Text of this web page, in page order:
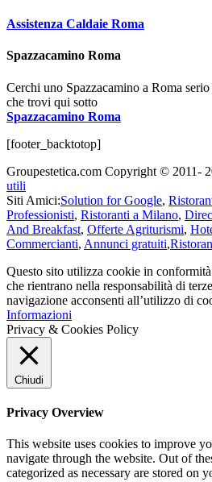
Assistenza Caldaie Roma
Spazzacamino Roma
Cerchi uno Spazzacamino a Roma
che trovi qui sotto
Spazzacamino Roma
[footer_backtotop]
Groupestetica.com Copyright © 2011-
utili
Siti Amici:Solution for Google,
Professionisti, Ristoranti a Milano,
And Breakfast, Offerte Agriturismi,
Commercianti, Annunci gratuiti,
Questo sito utilizza cookie in
che rientrano nella responsabilità di
navigazione acconsenti all’utilizzo di
Informazioni
Privacy & Cookies Policy
Chiudi
Privacy Overview
This website uses cookies to improve
navigate through the website. Out of
categorized as necessary are stored on